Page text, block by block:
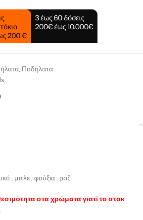
, Ποδήλατα
, μπλε , φούξια , ροζ
στα χρώματα γιατί το στοκ